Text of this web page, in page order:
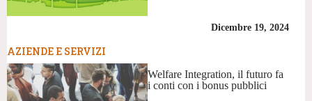
Dicembre 19, 2024
AZIENDE E SERVIZI
Welfare Integration, il futuro fa
i conti con i bonus pubblici